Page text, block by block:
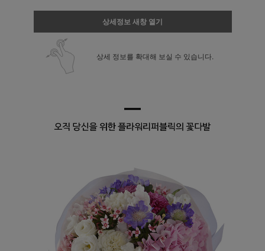
상세정보 새창 열기
상세 정보를 확대해 보실 수 있습니다.